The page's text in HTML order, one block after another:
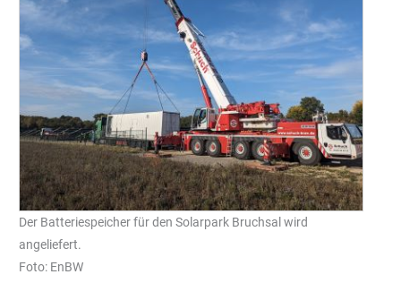
Der Batteriespeicher für den Solarpark Bruchsal wird
angeliefert.
Foto: EnBW